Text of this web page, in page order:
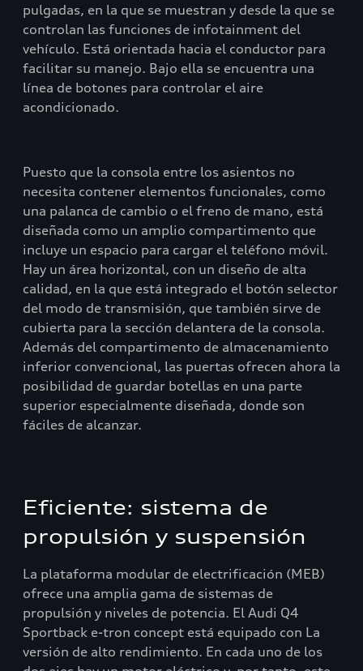
pulgadas, en la que se muestran y desde la que se
controlan las funciones de infotainment del
vehículo. Está orientada hacia el conductor para
facilitar su manejo. Bajo ella se encuentra una
línea de botones para controlar el aire
acondicionado.
Puesto que la consola entre los asientos no
necesita contener elementos funcionales, como
una palanca de cambio o el freno de mano, está
diseñada como un amplio compartimento que
incluye un espacio para cargar el teléfono móvil.
Hay un área horizontal, con un diseño de alta
calidad, en la que está integrado el botón selector
del modo de transmisión, que también sirve de
cubierta para la sección delantera de la consola.
Además del compartimento de almacenamiento
inferior convencional, las puertas ofrecen ahora la
posibilidad de guardar botellas en una parte
superior especialmente diseñada, donde son
fáciles de alcanzar.
Eficiente: sistema de
propulsión y suspensión
La plataforma modular de electrificación (MEB)
ofrece una amplia gama de sistemas de
propulsión y niveles de potencia. El Audi Q4
Sportback e-tron concept está equipado con La
versión de alto rendimiento. En cada uno de los